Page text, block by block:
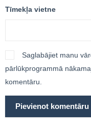
Tīmekļa vietne
Saglabājiet manu
pārlūkprogrammā
komentāru.